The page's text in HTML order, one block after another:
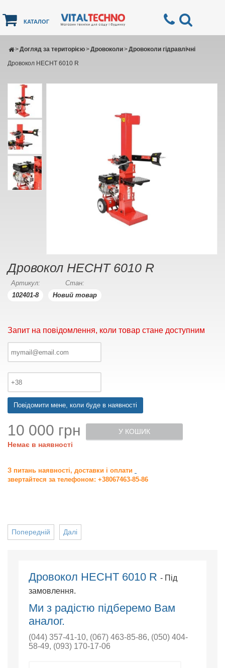
КАТАЛОГ
Догляд за територією
> Дровоколи
> Дровоколи гідравлічні
>
Дровокол HECHT 6010 R
Дровокол HECHT 6010 R
Артикул:
102401-8
Стан:
Новий товар
Запит на повідомлення, коли товар стане доступним
Повідомити мене, коли буде в наявності
10 000 грн
Немає в наявності
У КОШИК
З питань наявності, доставки і оплати
звертайтеся за телефоном: +38067463-85-86
Далі
Попередній
Дровокол HECHT 6010 R - Під
замовлення.
Ми з радістю підберемо Вам
аналог.
(044) 357-41-10, (067) 463-85-86, (050) 404-
58-49, (093) 170-17-06